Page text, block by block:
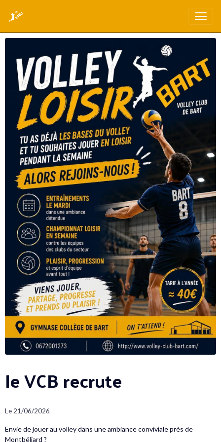
le VCB recrute
Le 21/06/2026
Envie de jouer au volley dans une ambiance conviviale près de
Montbéliard ?